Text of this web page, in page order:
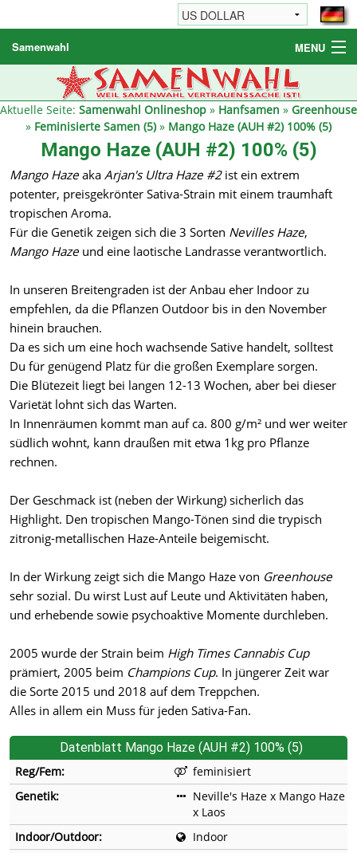
Samenwahl MENU
Hanfsamen
Weitere Produkte
Reseller
Aktuelle Seite: Samenwahl Onlineshop » Hanfsamen » Greenhouse
» Feminisierte Samen (5)» Mango Haze (AUH #2) 100% (5)
Mango Haze (AUH #2) 100% (5)
Mango Haze aka Arjan's Ultra Haze #2ist ein extrem
potenter, preisgekrönter Sativa-Strain mit einem traumhaft
tropischen Aroma.
Für die Genetik zeigen sich die 3 Sorten Nevilles Haze,
Mango Haze und eine laotische Landrasse verantwortlich.
In unseren Breitengraden ist der Anbau eher Indoor zu
empfehlen, da die Pflanzen Outdoor bis in den November
hinein brauchen.
Da es sich um eine hoch wachsende Sative handelt, solltest
Du für genügend Platz für die großen Exemplare sorgen.
Die Blütezeit liegt bei langen 12-13 Wochen, aber bei dieser
Varietät lohnt sich das Warten.
In Innenräumen kommt man auf ca. 800 g/m² und wer weiter
südlich wohnt, kann draußen mit etwa 1kg pro Pflanze
rechnen.
Der Geschmack ist (neben der Wirkung) sicherlich das
Highlight. Den tropischen Mango-Tönen sind die trypisch
zitronig-metallischen Haze-Anteile beigemischt.
In der Wirkung zeigt sich die Mango Haze von Greenhouse
sehr sozial. Du wirst Lust auf Leute und Aktivitäten haben,
und erhebende sowie psychoaktive Momente durchleben.
2005 wurde der Strain beim High Times Cannabis Cup
prämiert, 2005 beim Champions Cup. In jüngerer Zeit war
die Sorte 2015 und 2018 auf dem Treppchen.
Alles in allem ein Muss für jeden Sativa-Fan.
Datenblatt Mango Haze (AUH #2) 100% (5)
Reg/Fem:
feminisiert
Genetik:
Neville's Haze x Mango Haze
x Laos
Indoor/Outdoor:
Indoor